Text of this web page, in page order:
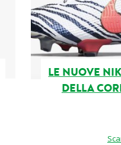
LE NUOVE
DELLA